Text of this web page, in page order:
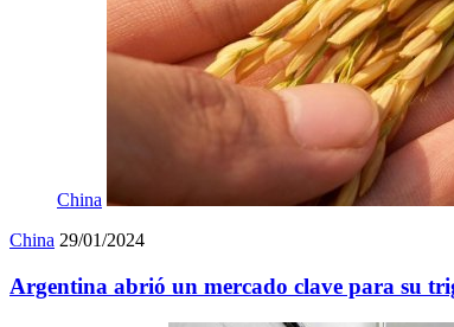
China
China 29/01/2024
Argentina abrió un mercado clave para su